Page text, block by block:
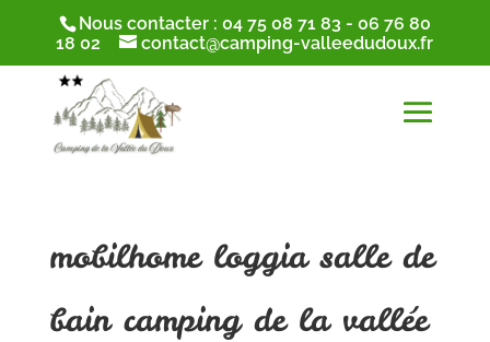
Nous contacter : 04 75 08 71 83 - 06 76 80
18 02
contact@camping-valleedudoux.fr
mobilhome loggia salle de
bain camping de la vallée